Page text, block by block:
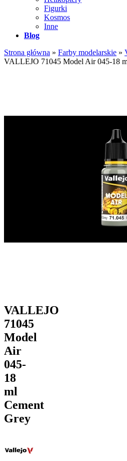
Figurki
Kosmos
Inne
Blog
Strona główna » Farby modelarskie »
VALLEJO 71045 Model Air 045-18
VALLEJO
71045
Model
Air
045-
18
ml
Cement
Grey